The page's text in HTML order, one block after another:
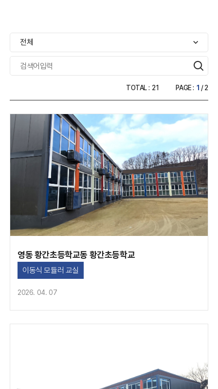
전체
TOTAL : 21 PAGE : 1 / 2
영동 황간초등학교동 황간초등학교
이동식 모듈러 교실
2026. 04. 07